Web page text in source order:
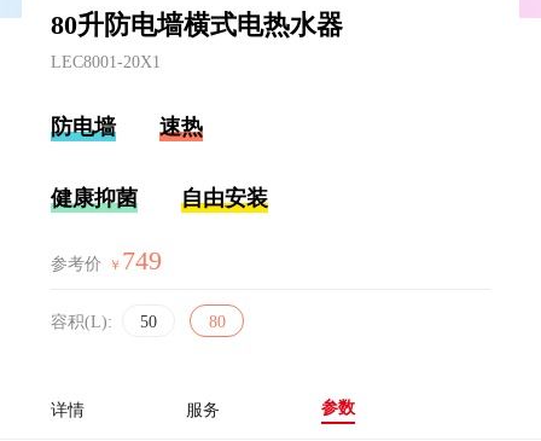
80升防电墙横式电热水器
LEC8001-20X1
防电墙 速热
健康抑菌 自由安装
参考价 ￥ 749
容积(L): 50 80
详情 服务 参数